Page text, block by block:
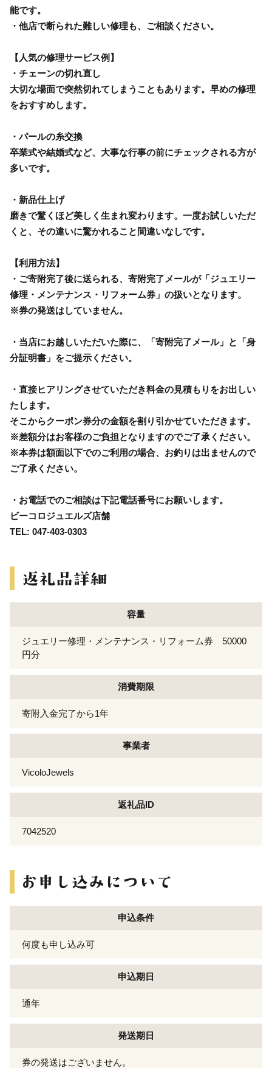
能です。
・他店で断られた難しい修理も、ご相談ください。
【人気の修理サービス例】
・チェーンの切れ直し
大切な場面で突然切れてしまうこともあります。早めの修理
をおすすめします。
・パールの糸交換
卒業式や結婚式など、大事な行事の前にチェックされる方が
多いです。
・新品仕上げ
磨きで驚くほど美しく生まれ変わります。一度お試しいただ
くと、その違いに驚かれること間違いなしです。
【利用方法】
・ご寄附完了後に送られる、寄附完了メールが「ジュエリー
修理・メンテナンス・リフォーム券」の扱いとなります。
※券の発送はしていません。
・当店にお越しいただいた際に、「寄附完了メール」と「身
分証明書」をご提示ください。
・直接ヒアリングさせていただき料金の見積もりをお出しい
たします。
そこからクーポン券分の金額を割り引かせていただきます。
※差額分はお客様のご負担となりますのでご了承ください。
※本券は額面以下でのご利用の場合、お釣りは出ませんので
ご了承ください。
・お電話でのご相談は下記電話番号にお願いします。
ビーコロジュエルズ店舗
TEL: 047-403-0303
容量
ジュエリー修理・メンテナンス・リフォーム券 50000
円分
消費期限
寄附入金完了から1年
事業者
VicoloJewels
返礼品ID
7042520
申込条件
何度も申し込み可
申込期日
通年
発送期日
券の発送はございません。